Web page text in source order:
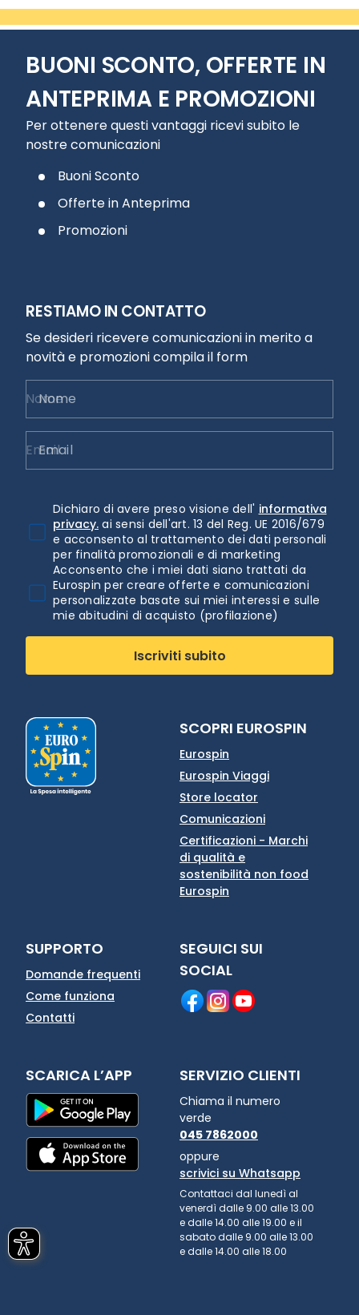
BUONI SCONTO, OFFERTE IN
ANTEPRIMA E PROMOZIONI
Per ottenere questi vantaggi ricevi subito le
nostre comunicazioni
Buoni Sconto
Offerte in Anteprima
Promozioni
RESTIAMO IN CONTATTO
Se desideri ricevere comunicazioni in merito a
novità e promozioni compila il form
Nome
Email
Dichiaro di avere preso visione dell' informativa
privacy. ai sensi dell'art. 13 del Reg. UE 2016/679
e acconsento al trattamento dei dati personali
per finalità promozionali e di marketing
Acconsento che i miei dati siano trattati da
Eurospin per creare offerte e comunicazioni
personalizzate basate sui miei interessi e sulle
mie abitudini di acquisto (profilazione)
Iscriviti subito
SCOPRI EUROSPIN
Eurospin
Eurospin Viaggi
Store locator
Comunicazioni
Certificazioni - Marchi
di qualità e
sostenibilità non food
Eurospin
SUPPORTO
Domande frequenti
Come funziona
Contatti
SEGUICI SUI
SOCIAL
SCARICA L’APP SERVIZIO CLIENTI
Chiama il numero
verde
045 7862000
oppure
scrivici su Whatsapp
Contattaci dal lunedì al
venerdì dalle 9.00 alle 13.00
e dalle 14.00 alle 19.00 e il
sabato dalle 9.00 alle 13.00
e dalle 14.00 alle 18.00